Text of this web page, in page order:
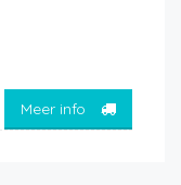
Meer info